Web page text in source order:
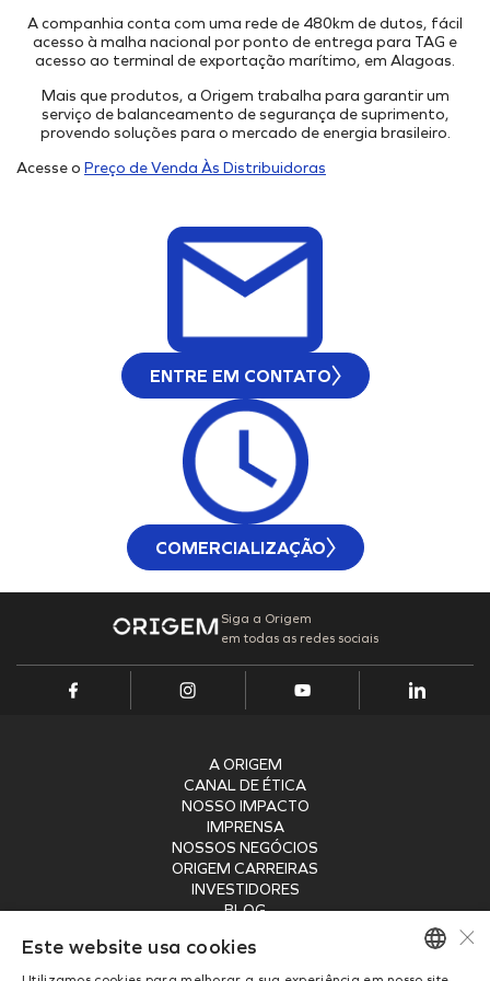
Endereços
Nossos Ativos
INFRAESTRUTURA PORTUÁRIA
TAMAC (MAC11A)
OPMAC
Portal do Cliente
Projetos Incentivados
Pesquisa, Desenvolvimento & Inovação
Transição Energética
Segurança
A companhia conta com uma rede de 480km de dutos, fácil
acesso à malha nacional por ponto de entrega para TAG e
acesso ao terminal de exportação marítimo, em Alagoas.
Mais que produtos, a Origem trabalha para garantir um
serviço de balanceamento de segurança de suprimento,
provendo soluções para o mercado de energia brasileiro.
Acesse o Preço de Venda Às Distribuidoras
ENTRE EM CONTATO
COMERCIALIZAÇÃO
Siga a Origem
em todas as redes sociais
RECEBA NOSSA NEWSLETTER
A ORIGEM
CANAL DE ÉTICA
NOSSO IMPACTO
IMPRENSA
NOSSOS NEGÓCIOS
ORIGEM CARREIRAS
INVESTIDORES
BLOG
×
Este website usa cookies